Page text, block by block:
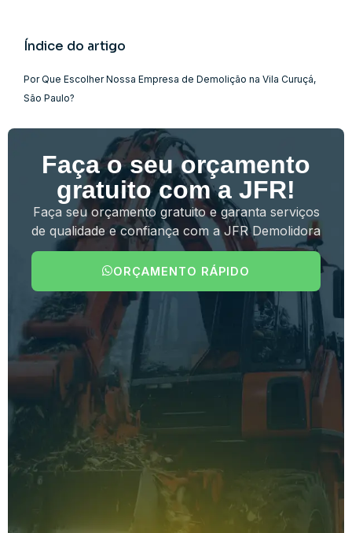
Índice do artigo
Por Que Escolher Nossa Empresa de Demolição na Vila Curuçá,
São Paulo?
Faça o seu orçamento
gratuito com a JFR!
Faça seu orçamento gratuito e garanta serviços
de qualidade e confiança com a JFR Demolidora
ORÇAMENTO RÁPIDO